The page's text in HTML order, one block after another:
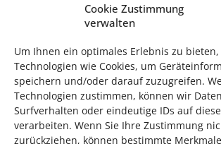
Cookie Zustimmung
verwalten
Um Ihnen ein optimales Erlebnis zu
Technologien wie Cookies, um
speichern und/oder darauf zuzugreifen.
Technologien zustimmen, können wir
Surfverhalten oder eindeutige IDs auf
verarbeiten. Wenn Sie Ihre Zustimmung
zurückziehen, können bestimmte